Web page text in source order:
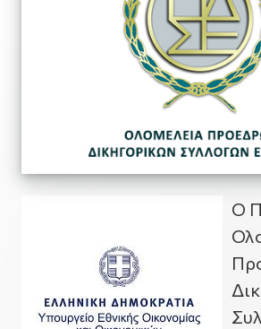
Ο